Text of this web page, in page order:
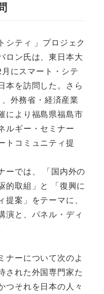
シティ 」プロジェク
ロン氏は、東日本大
にスマート・シテ
本を訪問した。さら
外務省・経済産業
により福島県福島市
ルギー・セミナー
トコミュニティ提
ーでは、 「国内外の
的取組」と 「復興に
案」をテーマに、
演と、パネル・ディ
ナーについて次のよ
された外国専門家た
つそれを日本の人々